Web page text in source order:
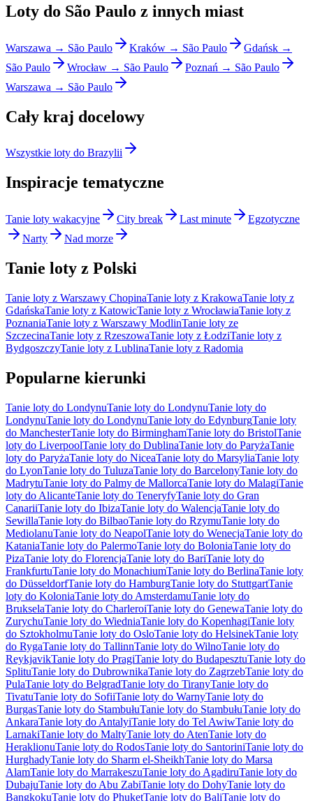
Loty do São Paulo z innych miast
Warszawa → São Paulo Kraków → São Paulo
Gdańsk →
São Paulo
Wrocław → São Paulo
Poznań → São Paulo
Warszawa → São Paulo
Cały kraj docelowy
Wszystkie loty do Brazylii
Inspiracje tematyczne
Tanie loty wakacyjne City break Last minute
Egzotyczne
Narty
Nad morze
Tanie loty z Polski
Tanie loty z Warszawy ChopinaTanie loty z KrakowaTanie loty z
GdańskaTanie loty z KatowicTanie loty z WrocławiaTanie loty z
PoznaniaTanie loty z Warszawy ModlinTanie loty ze
SzczecinaTanie loty z RzeszowaTanie loty z ŁodziTanie loty z
BydgoszczyTanie loty z LublinaTanie loty z Radomia
Popularne kierunki
Tanie loty do LondynuTanie loty do LondynuTanie loty do
LondynuTanie loty do LondynuTanie loty do EdynburgTanie loty
do ManchesterTanie loty do BirminghamTanie loty do BristolTanie
loty do LiverpoolTanie loty do DublinaTanie loty do ParyżaTanie
loty do ParyżaTanie loty do NiceaTanie loty do MarsyliaTanie loty
do LyonTanie loty do TuluzaTanie loty do BarcelonyTanie loty do
MadrytuTanie loty do Palmy de MallorcaTanie loty do MalagiTanie
loty do AlicanteTanie loty do TeneryfyTanie loty do Gran
CanariiTanie loty do IbizaTanie loty do WalencjaTanie loty do
SewillaTanie loty do BilbaoTanie loty do RzymuTanie loty do
MediolanuTanie loty do NeapolTanie loty do WenecjaTanie loty do
KataniaTanie loty do PalermoTanie loty do BoloniaTanie loty do
PizaTanie loty do FlorencjaTanie loty do BariTanie loty do
FrankfurtuTanie loty do MonachiumTanie loty do BerlinaTanie loty
do DüsseldorfTanie loty do HamburgTanie loty do StuttgartTanie
loty do KoloniaTanie loty do AmsterdamuTanie loty do
BrukselaTanie loty do CharleroiTanie loty do GenewaTanie loty do
ZurychuTanie loty do WiedniaTanie loty do KopenhagiTanie loty
do SztokholmuTanie loty do OsloTanie loty do HelsinekTanie loty
do RygaTanie loty do TallinnTanie loty do WilnoTanie loty do
ReykjavikTanie loty do PragiTanie loty do BudapesztuTanie loty do
SplituTanie loty do DubrownikaTanie loty do ZagrzebTanie loty do
PulaTanie loty do BelgradTanie loty do TiranyTanie loty do
TivatuTanie loty do SofiiTanie loty do WarnyTanie loty do
BurgasTanie loty do StambułuTanie loty do StambułuTanie loty do
AnkaraTanie loty do AntalyiTanie loty do Tel AwiwTanie loty do
LarnakiTanie loty do MaltyTanie loty do AtenTanie loty do
HeraklionuTanie loty do RodosTanie loty do SantoriniTanie loty do
HurghadyTanie loty do Sharm el-SheikhTanie loty do Marsa
AlamTanie loty do MarrakeszuTanie loty do AgadiruTanie loty do
DubajuTanie loty do Abu ZabiTanie loty do DohyTanie loty do
BangkokuTanie loty do PhuketTanie loty do BaliTanie loty do